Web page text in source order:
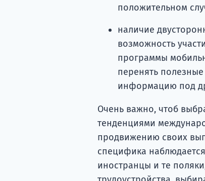
положительном
наличие
возможность
программы
перенять
информацию под
Очень важно, чтоб
тенденциями
продвижению своих
специфика
иностранцы и те